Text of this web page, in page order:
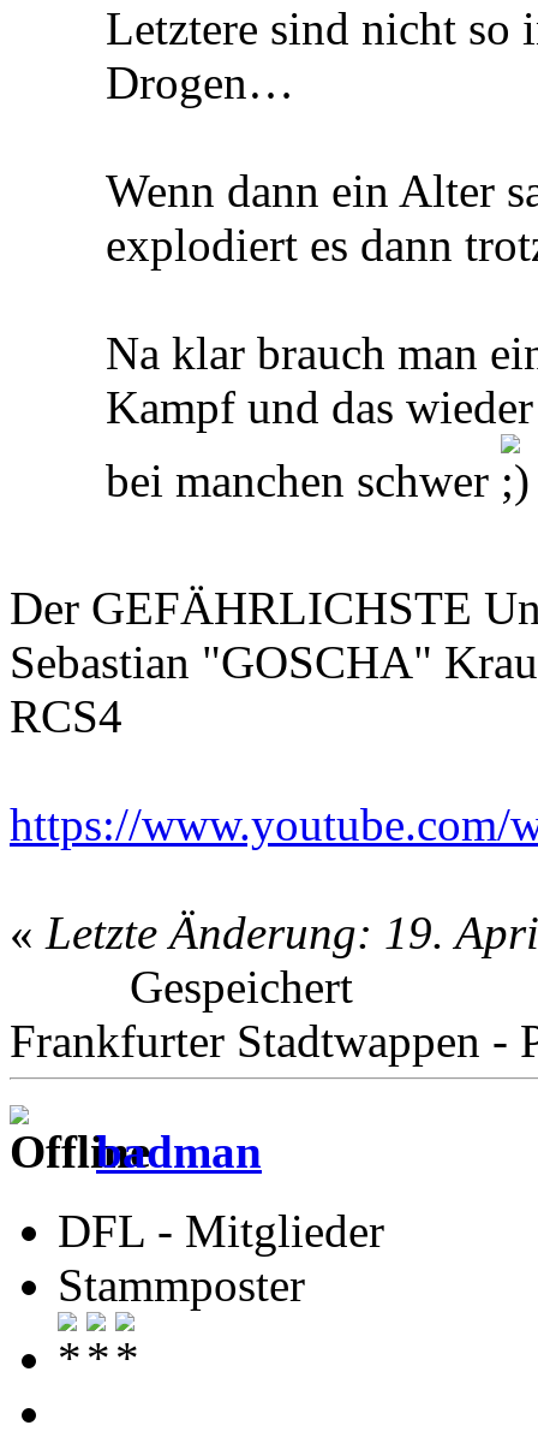
Letztere sind nicht so
Drogen…
Wenn dann ein Alter
explodiert es dann
Na klar brauch man
Kampf und das
bei manchen schwer
Der GEFÄHRLICHSTE
Sebastian "GOSCHA"
RCS4
https://www.youtube.com/
« Letzte Änderung: 19.
Gespeichert
Frankfurter Stadtwappen -
badman
DFL - Mitglieder
Stammposter